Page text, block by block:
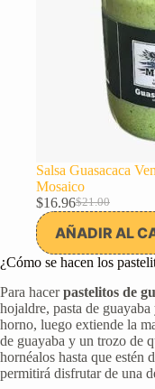
Salsa Guasacaca
Mosaico
$21.00
El
precio
original
era:
$16.96El
precio
actual
es:
AÑADIR AL
¿Cómo se hacen los
Para hacerpastelitos de
hojaldre, pasta de
horno, luego extiende la
de guayaba y un trozo de
hornéalos hasta que estén
permitirá disfrutar de una